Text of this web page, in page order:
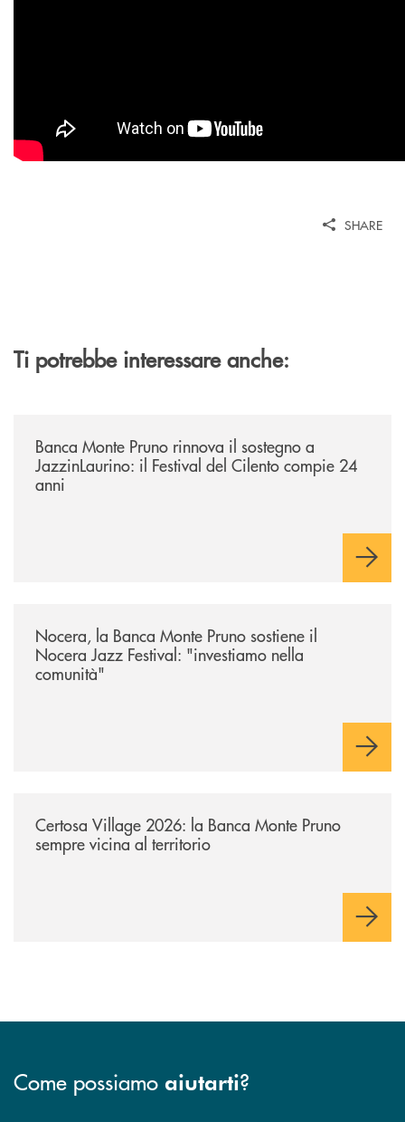
SHARE
Ti potrebbe interessare anche:
Banca Monte Pruno rinnova il sostegno a
JazzinLaurino: il Festival del Cilento compie 24
anni
Nocera, la Banca Monte Pruno sostiene il
Nocera Jazz Festival: "investiamo nella
comunità"
Certosa Village 2026: la Banca Monte Pruno
sempre vicina al territorio
Come possiamo aiutarti?